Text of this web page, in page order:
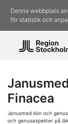
Denna webbplats
för statistik och
Finacea
Janusmed kön och
och genusaspekter på